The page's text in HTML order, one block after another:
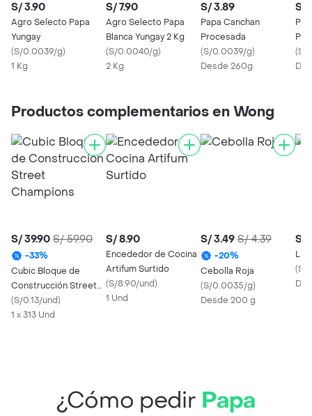
S/ 3.90
Agro Selecto Papa
Yungay
(S/0.0039/g)
1 Kg
S/ 7.90
Agro Selecto Papa
Blanca Yungay 2 Kg
(S/0.0040/g)
2 Kg
S/ 3.89
Papa Canchan
Procesada
(S/0.0039/g)
Desde 260g
S/
(S/
Productos complementarios en Wong
S/ 39.90 S/ 59.90
-33%
Cubic Bloque de
Construcción Street
Champions
(S/0.13/und)
1 x 313 Und
S/ 8.90
Encededor de Cocina
Artifum Surtido
(S/8.90/und)
1 Und
S/ 3.49 S/ 4.39
-20%
Cebolla Roja
(S/0.0035/g)
Desde 200 g
S/
(S/
¿Cómo pedir Papa